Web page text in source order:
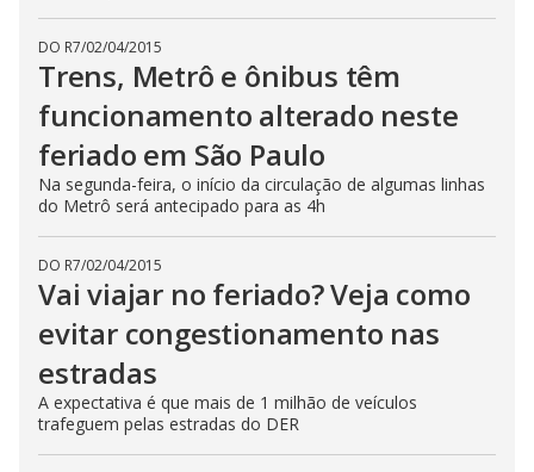
DO R7/02/04/2015
Trens, Metrô e ônibus têm
funcionamento alterado neste
feriado em São Paulo
Na segunda-feira, o início da circulação de algumas linhas
do Metrô será antecipado para as 4h
DO R7/02/04/2015
Vai viajar no feriado? Veja como
evitar congestionamento nas
estradas
A expectativa é que mais de 1 milhão de veículos
trafeguem pelas estradas do DER